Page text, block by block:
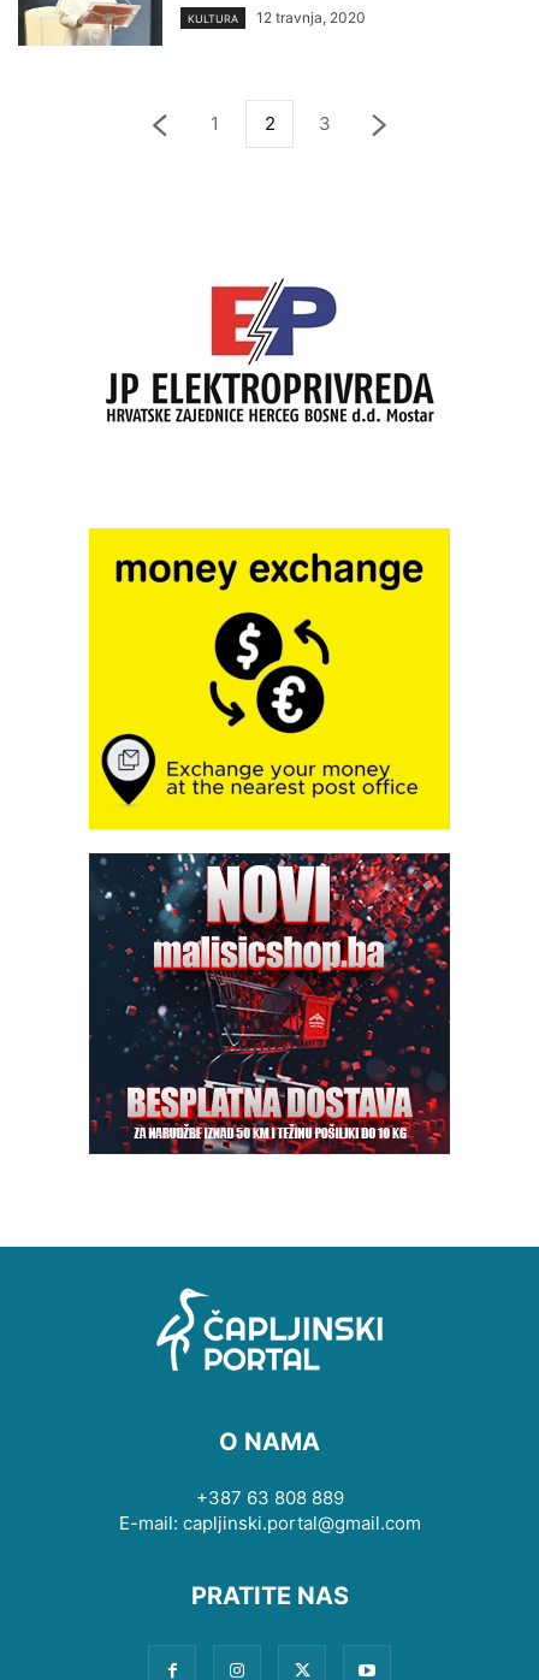
KULTURA 12 travnja, 2020
1 2 3
O NAMA
+387 63 808 889
E-mail: capljinski.portal@gmail.com
PRATITE NAS